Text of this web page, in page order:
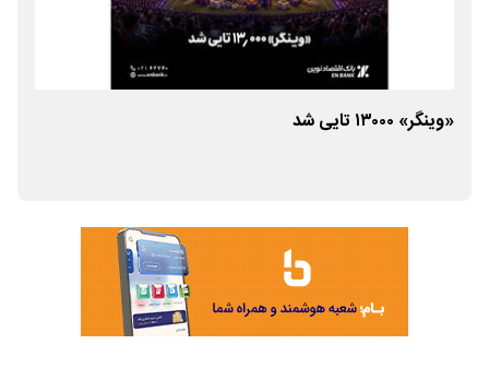
«وینگر» ۱۳۰۰۰ تایی شد